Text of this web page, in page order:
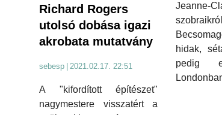
Richard Rogers
utolsó dobása igazi
akrobata mutatvány
sebesp 2021.02.17. 22:51
A "kifordított építészet"
nagymestere visszatért a
Jeanne-
hidak,
pedig